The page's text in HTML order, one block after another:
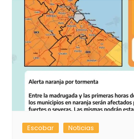
Escobar Noticias